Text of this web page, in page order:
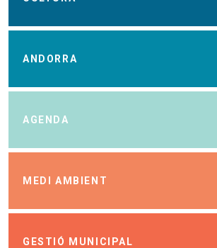
ANDORRA
AGENDA
MEDI AMBIENT
GESTIÓ MUNICIPAL